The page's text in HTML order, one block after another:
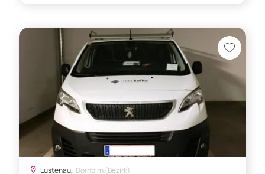
Lustenau, Dornbirn (Bezirk)
Tiefgaragenplatz in Lustenau zu